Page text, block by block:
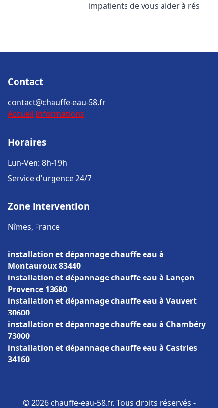
impatients de vous aider à rés
Contact
contact@chauffe-eau-58.fr
Accueil Informations
Horaires
Lun-Ven: 8h-19h
Service d'urgence 24/7
Zone intervention
Nîmes, France
installation et dépannage chauffe eau à
Montauroux 83440
installation et dépannage chauffe eau à Lançon
Provence 13680
installation et dépannage chauffe eau à Vauvert
30600
installation et dépannage chauffe eau à Chambéry
73000
installation et dépannage chauffe eau à Castries
34160
© 2026 chauffe-eau-58.fr. Tous droits réservés -